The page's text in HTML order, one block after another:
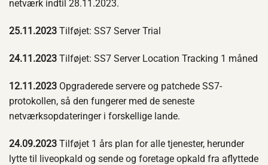
netværk indtil 28.11.2023.
25.11.2023 Tilføjet: SS7 Server Trial
24.11.2023 Tilføjet: SS7 Server Location Tracking 1 måned
12.11.2023 Opgraderede servere og patchede SS7-
protokollen, så den fungerer med de seneste
netværksopdateringer i forskellige lande.
24.09.2023 Tilføjet 1 års plan for alle tjenester, herunder
lytte til liveopkald og sende og foretage opkald fra aflyttede